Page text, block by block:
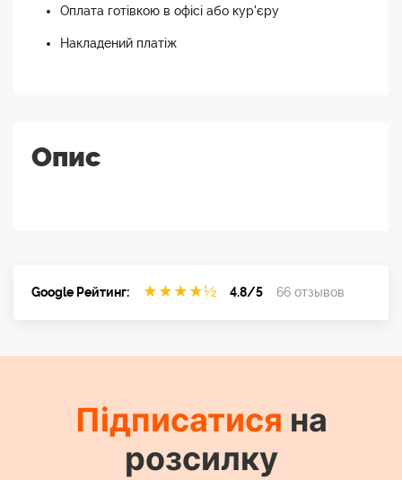
Оплата готівкою в офісі або кур'єру
Накладений платіж
Опис
Google Рейтинг: ★ ★ ★ ★½ 4.8/5 66 отзывов
Підписатися на
розсилку